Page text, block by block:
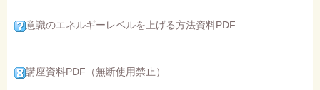
意識のエネルギーレベルを上げる方法資料PDF
講座資料PDF（無断使用禁止）